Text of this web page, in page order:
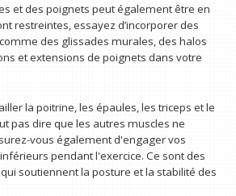
et des poignets peut également être en
restreintes, essayez d’incorporer des
des glissades murales, des halos
et extensions de poignets dans votre
la poitrine, les épaules, les triceps et le
pas dire que les autres muscles ne
vous également d'engager vos
pendant l'exercice. Ce sont des
soutiennent la posture et la stabilité des